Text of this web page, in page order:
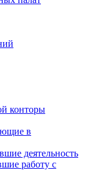
конторы
в
деятельность
работу с